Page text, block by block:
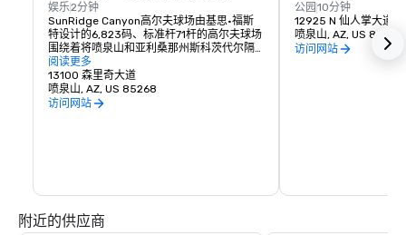
娱乐2分钟
SunRidge Canyon高尔夫球场由基思·福斯
特设计的6,823码、标准杆71杆的高尔夫球场
围绕着将喷泉山和亚利桑那州斯科茨代尔隔
开的沙漠山脉特有的崎岖山脊和阴凉峡谷展
开。这个斯科茨代尔高尔夫球场在出门的路
上逐渐向下倾斜，然后在进去的路上翻倍向
上爬上斜坡。这种微妙的海拔变化是
任何其他沙漠高尔夫体验都不一样。
阅读更多
13100 森里奇大道
喷泉山, AZ, US 85268
访问网站
公园 10分钟
12925 N 仙人掌大道
喷泉山, AZ, US 85268
访问网站
附近的供应商